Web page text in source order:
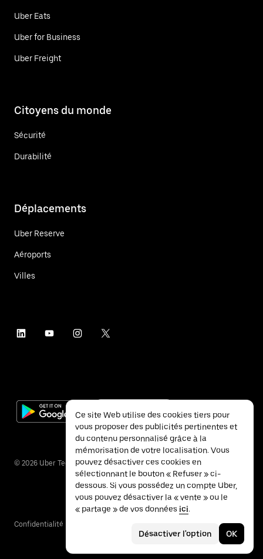
Uber Eats
Uber for Business
Uber Freight
Citoyens du monde
Sécurité
Durabilité
Déplacements
Uber Reserve
Aéroports
Villes
© 2026 Uber Technologies Inc.
Confidentialité
Ce site Web utilise des cookies tiers pour
vous proposer des publicités pertinentes et
du contenu personnalisé grâce à la
mémorisation de votre localisation. Vous
pouvez désactiver ces cookies en
sélectionnant le bouton « Refuser » ci-
dessous. Si vous possédez un compte Uber,
vous pouvez désactiver la « vente » ou le
« partage » de vos données ici.
Désactiver l'option OK